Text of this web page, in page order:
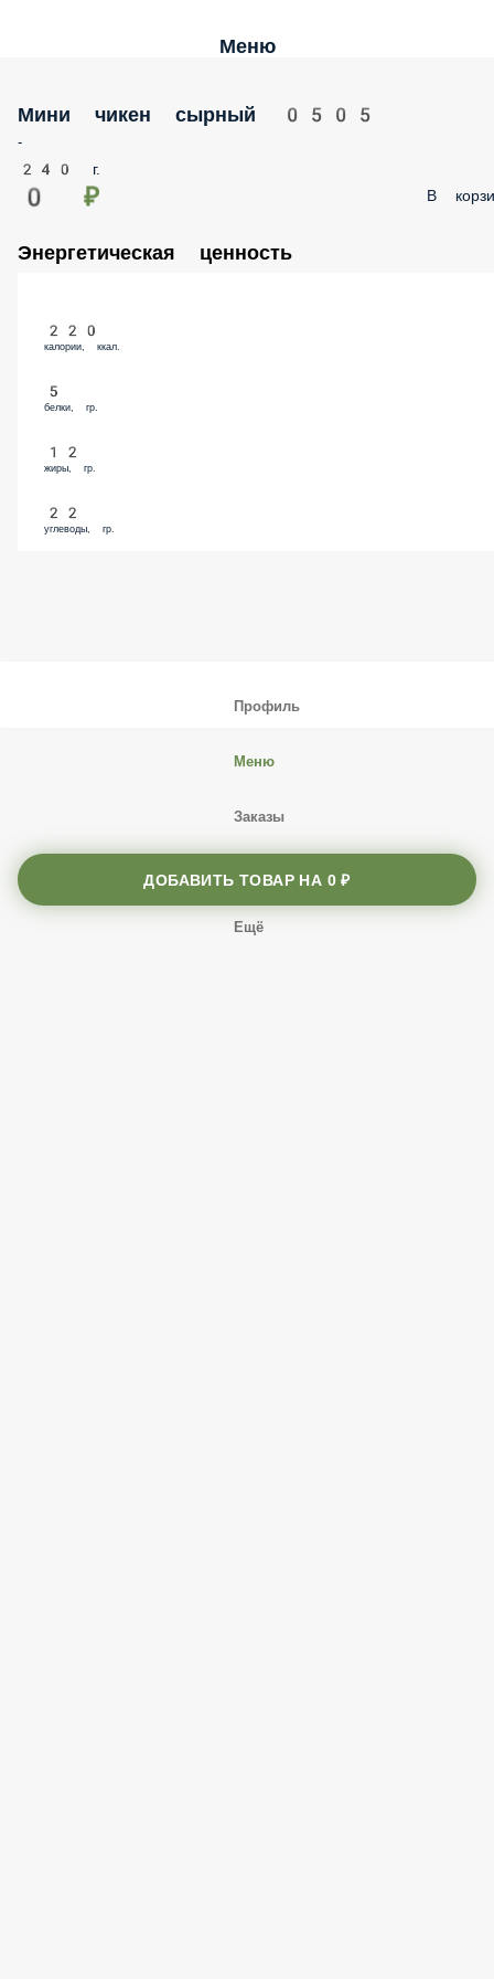
Меню
Мини чикен сырный 0505
-
240 г.
0 ₽ В
Энергетическая ценность
220
калории, ккал.
5
белки, гр.
12
жиры, гр.
22
углеводы, гр.
ДОБАВИТЬ ТОВАР НА 0 ₽
Профиль
Меню
Заказы
Ещё